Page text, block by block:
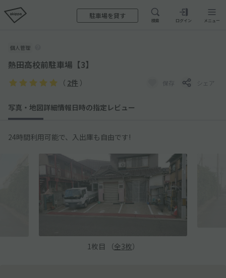
駐車場を貸す
検索 ログイン メニュー
個人管理
熱田高校前駐車場【3】
（ 2件 ） 保存 シェア
写真・地図詳細情報日時の指定 レビュー
24時間利用可能で、入出庫も自由です!
1枚目 （全3枚）